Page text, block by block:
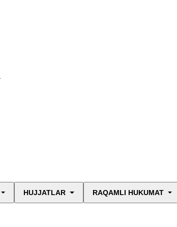
HUJJATLAR RAQAMLI HUKUMAT